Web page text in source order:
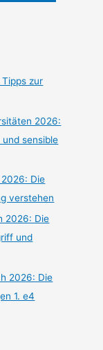
zur
2026:
sensible
Die
verstehen
2026: Die
und
2026: Die
1. e4